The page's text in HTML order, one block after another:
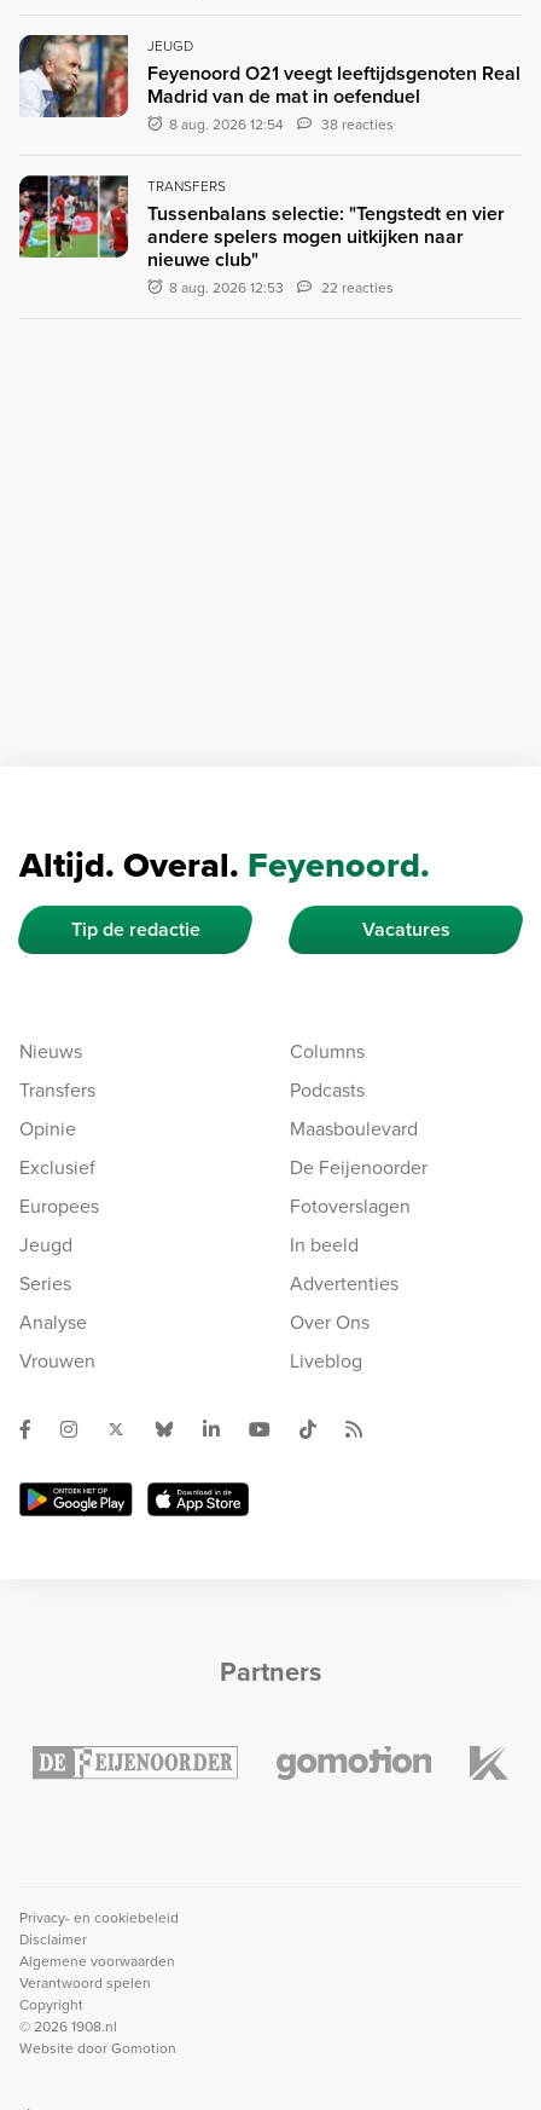
JEUGD
Feyenoord O21 veegt leeftijdsgenoten Real
Madrid van de mat in oefenduel
8 aug. 2026 12:54 38 reacties
TRANSFERS
Tussenbalans selectie: "Tengstedt en vier
andere spelers mogen uitkijken naar
nieuwe club"
8 aug. 2026 12:53 22 reacties
Altijd. Overal. Feyenoord.
Tip de redactie Vacatures
Nieuws
Transfers
Opinie
Exclusief
Europees
Jeugd
Series
Analyse
Vrouwen
Columns
Podcasts
Maasboulevard
De Feijenoorder
Fotoverslagen
In beeld
Advertenties
Over Ons
Liveblog
Partners
Privacy- en cookiebeleid
Disclaimer
Algemene voorwaarden
Verantwoord spelen
Copyright
© 2026 1908.nl
Website doorGomotion